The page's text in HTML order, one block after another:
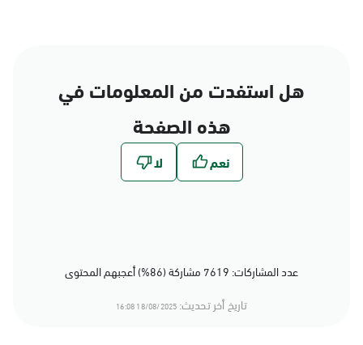
هل استفدت من المعلومات في
هذه الصفحة
عدد المشاركات: 7619 مشاركة (86%) أعجبهم المحتوى
تاريخ أخر تحديث: 18/08/2025 16:08